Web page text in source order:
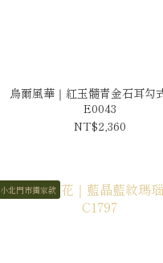
烏爾風華｜紅玉髓青金石耳勾
E0043
NT$2,360
小北門市獨家款